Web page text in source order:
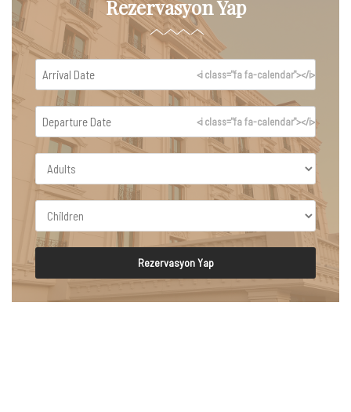
Rezervasyon Yap
<i class="fa fa-calendar"></i>
<i class="fa fa-calendar"></i>
Rezervasyon Yap